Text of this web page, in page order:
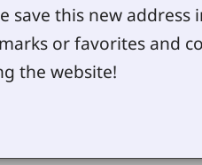
save this new address
or favorites and
the website!